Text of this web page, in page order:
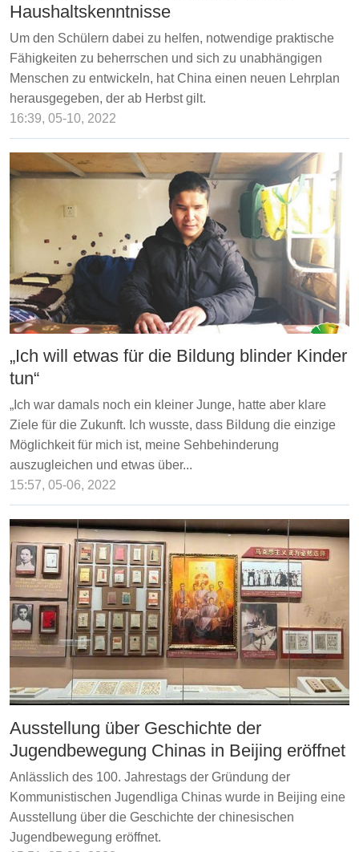
Haushaltskenntnisse
Um den Schülern dabei zu helfen, notwendige praktische
Fähigkeiten zu beherrschen und sich zu unabhängigen
Menschen zu entwickeln, hat China einen neuen Lehrplan
herausgegeben, der ab Herbst gilt.
16:39, 05-10, 2022
„Ich will etwas für die Bildung blinder Kinder
tun“
„Ich war damals noch ein kleiner Junge, hatte aber klare
Ziele für die Zukunft. Ich wusste, dass Bildung die einzige
Möglichkeit für mich ist, meine Sehbehinderung
auszugleichen und etwas über...
15:57, 05-06, 2022
Ausstellung über Geschichte der
Jugendbewegung Chinas in Beijing eröffnet
Anlässlich des 100. Jahrestags der Gründung der
Kommunistischen Jugendliga Chinas wurde in Beijing eine
Ausstellung über die Geschichte der chinesischen
Jugendbewegung eröffnet.